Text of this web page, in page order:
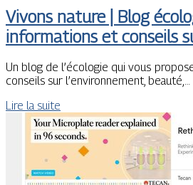
Vivons nature | Blog
infor­ma­tions et conseils
Un blog de l’écologie qui vous
conseils sur l’environnement, beauté,…
Lire la suite